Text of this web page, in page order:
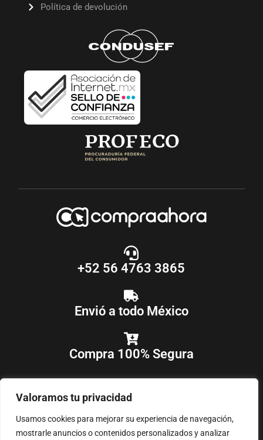
Valoramos tu privacidad
Usamos cookies para mejorar su experiencia de navegación,
mostrarle anuncios o contenidos personalizados y analizar
Política de devolución
+52 56 4763 3865
Envió a todo México
Compra 100% Segura